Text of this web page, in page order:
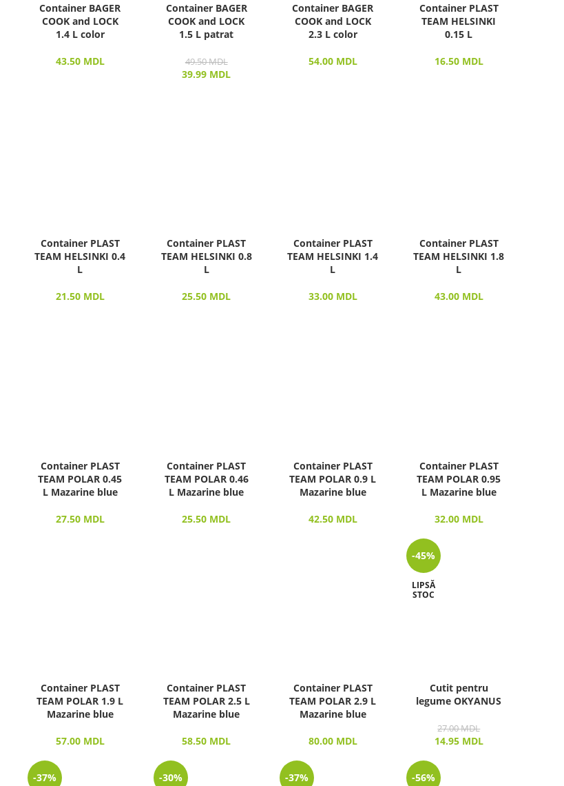
Container BAGER
COOK and LOCK
1.4 L color
43.50 MDL
Container BAGER
COOK and LOCK
1.5 L patrat
49.50MDL
39.99 MDL
Container BAGER
COOK and LOCK
2.3 L color
54.00 MDL
Container PLAST
TEAM HELSINKI
0.15 L
16.50 MDL
Container PLAST
TEAM HELSINKI 0.4
L
21.50 MDL
Container PLAST
TEAM HELSINKI 0.8
L
25.50 MDL
Container PLAST
TEAM HELSINKI 1.4
L
33.00 MDL
Container PLAST
TEAM HELSINKI 1.8
L
43.00 MDL
Container PLAST
TEAM POLAR 0.45
L Mazarine blue
27.50 MDL
Container PLAST
TEAM POLAR 0.46
L Mazarine blue
25.50 MDL
Container PLAST
TEAM POLAR 0.9 L
Mazarine blue
42.50 MDL
Container PLAST
TEAM POLAR 0.95
L Mazarine blue
32.00 MDL
Container PLAST
TEAM POLAR 1.9 L
Mazarine blue
57.00 MDL
Container PLAST
TEAM POLAR 2.5 L
Mazarine blue
58.50 MDL
Container PLAST
TEAM POLAR 2.9 L
Mazarine blue
80.00 MDL
-45%
LIPSĂ
STOC
Cutit pentru
legume OKYANUS
27.00MDL
14.95 MDL
-37% -30% -37% -56%